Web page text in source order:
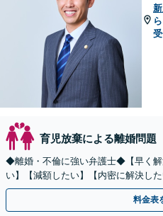
育児放棄による離婚問題
◆離婚・不倫に強い弁護士◆【早く解
い】【減額したい】【内密に解決した
料金表